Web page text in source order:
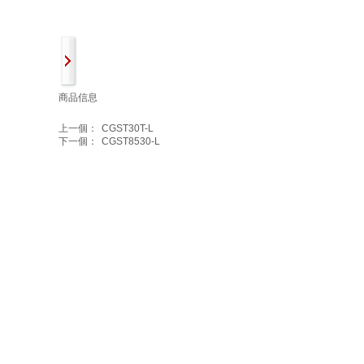
商品信息
上一個：
CGST30T-L
下一個：
CGST8530-L